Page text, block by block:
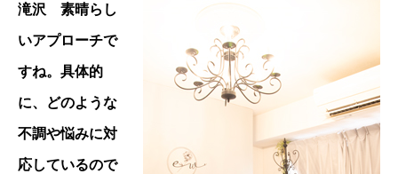
滝沢 素晴らし
いアプローチで
すね。具体的
に、どのような
不調や悩みに対
応しているので